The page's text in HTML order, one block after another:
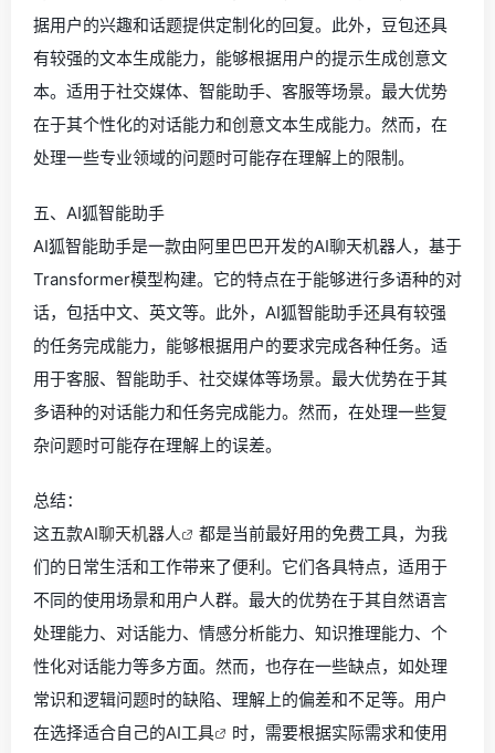
据用户的兴趣和话题提供定制化的回复。此外，豆包还具
有较强的文本生成能力，能够根据用户的提示生成创意文
本。适用于社交媒体、智能助手、客服等场景。最大优势
在于其个性化的对话能力和创意文本生成能力。然而，在
处理一些专业领域的问题时可能存在理解上的限制。
五、AI狐智能助手
AI狐智能助手是一款由阿里巴巴开发的AI聊天机器人，基于
Transformer模型构建。它的特点在于能够进行多语种的对
话，包括中文、英文等。此外，AI狐智能助手还具有较强
的任务完成能力，能够根据用户的要求完成各种任务。适
用于客服、智能助手、社交媒体等场景。最大优势在于其
多语种的对话能力和任务完成能力。然而，在处理一些复
杂问题时可能存在理解上的误差。
总结：
这五款AI聊天机器人
都是当前最好用的免费工具，为我
们的日常生活和工作带来了便利。它们各具特点，适用于
不同的使用场景和用户人群。最大的优势在于其自然语言
处理能力、对话能力、情感分析能力、知识推理能力、个
性化对话能力等多方面。然而，也存在一些缺点，如处理
常识和逻辑问题时的缺陷、理解上的偏差和不足等。用户
在选择适合自己的AI工具
时，需要根据实际需求和使用